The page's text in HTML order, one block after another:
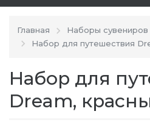
Главная Наборы сувениров
Набор для путешествия
Набор для
Dream,